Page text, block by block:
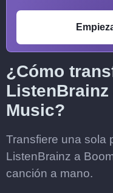
¿Cómo
Music?
Transfiere una sola
ListenBrainz a
canción a mano.